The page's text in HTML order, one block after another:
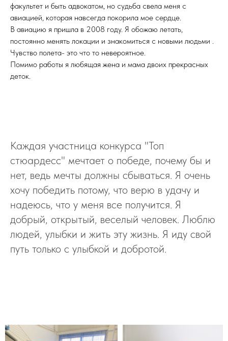
факультет и быть адвокатом, но судьба свела меня с
авиацией, которая навсегда покорила мое сердце.
В авиацию я пришла в 2008 году. Я обожаю летать,
постоянно менять локации и знакомиться с новыми людьми .
Чувство полета- это что то невероятное.
Помимо работы я любящая жена и мама двоих прекрасных
деток.
Каждая участница конкурса "Топ
стюардесс" мечтает о победе, почему бы и
нет, ведь мечты должны сбываться. Я очень
хочу победить потому, что верю в удачу и
надеюсь, что у меня все получится. Я
добрый, открытый, веселый человек. Люблю
людей, улыбки и жить эту жизнь. Я иду свой
путь только с улыбкой и добротой.